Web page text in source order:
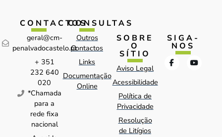
CONTACTOS
geral@cm-
penalvadocastelo.pt
+ 351
232 640
020
*Chamada
para a
rede fixa
nacional
CONSULTAS
Outros
Contactos
Links
Documentação
Online
SOBRE
O
SÍTIO
Aviso Legal
Acessibilidade
Política de
Privacidade
Resolução
de Litígios
SIGA-
NOS